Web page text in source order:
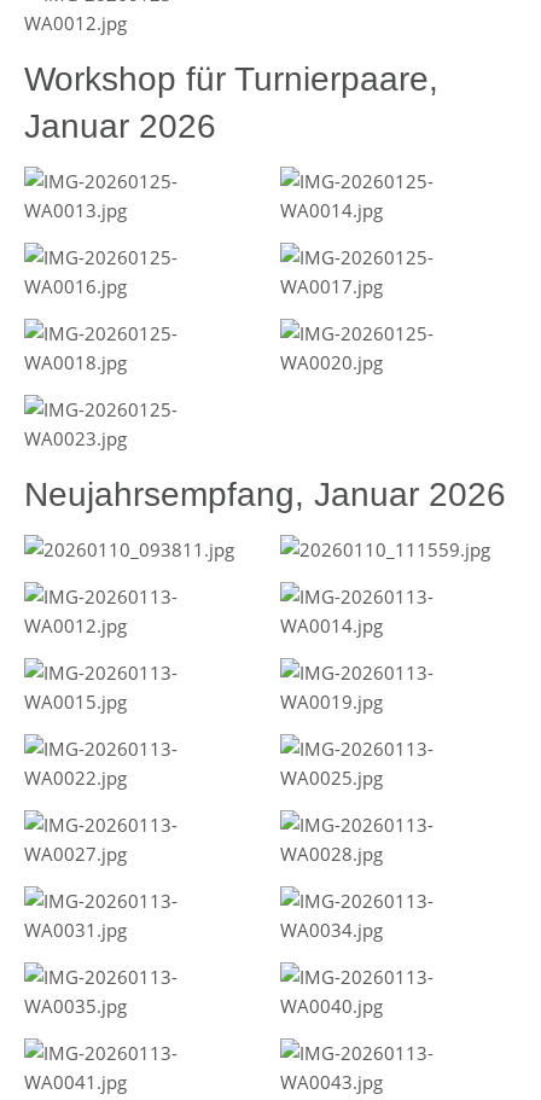
Workshop für Turnierpaare,
Januar 2026
Neujahrsempfang, Januar 2026